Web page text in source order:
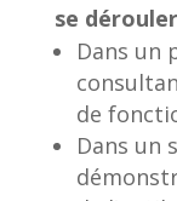
se
Dans un
de
Dans un